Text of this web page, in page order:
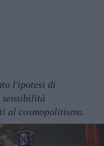
l'ipotesi di
al cosmopolitismo.